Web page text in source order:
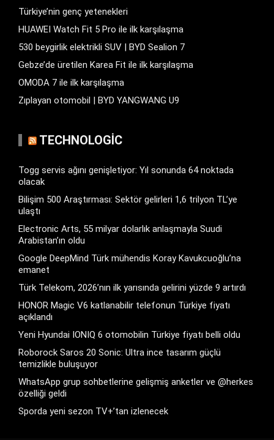
Türkiye’nin genç yetenekleri
HUAWEI Watch Fit 5 Pro ile ilk karşılaşma
530 beygirlik elektrikli SUV | BYD Sealion 7
Gebze’de üretilen Karea Fit ile ilk karşılaşma
OMODA 7 ile ilk karşılaşma
Zıplayan otomobil | BYD YANGWANG U9
TECHNOLOGIC
Togg servis ağını genişletiyor: Yıl sonunda 64 noktada
olacak
Bilişim 500 Araştırması: Sektör gelirleri 1,6 trilyon TL’ye
ulaştı
Electronic Arts, 55 milyar dolarlık anlaşmayla Suudi
Arabistan’ın oldu
Google DeepMind Türk mühendis Koray Kavukcuoğlu’na
emanet
Türk Telekom, 2026’nın ilk yarısında gelirini yüzde 9 artırdı
HONOR Magic V6 katlanabilir telefonun Türkiye fiyatı
açıklandı
Yeni Hyundai IONIQ 6 otomobilin Türkiye fiyatı belli oldu
Roborock Saros 20 Sonic: Ultra ince tasarım güçlü
temizlikle buluşuyor
WhatsApp grup sohbetlerine gelişmiş anketler ve @herkes
özelliği geldi
Sporda yeni sezon TV+’tan izlenecek